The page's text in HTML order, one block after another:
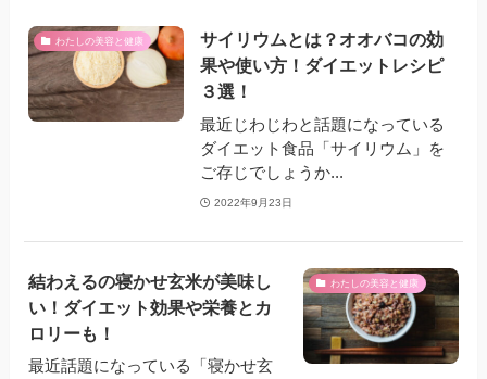
わたしの美容と健康
サイリウムとは？オオバコの効
果や使い方！ダイエットレシピ
３選！
最近じわじわと話題になっている
ダイエット食品「サイリウム」を
ご存じでしょうか...
2022年9月23日
わたしの美容と健康
結わえるの寝かせ玄米が美味し
い！ダイエット効果や栄養とカ
ロリーも！
最近話題になっている「寝かせ玄